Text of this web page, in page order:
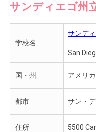
サンディエゴ州
学校名
サンデ
San
国・州 アメリ
都市 サン・
住所 5500